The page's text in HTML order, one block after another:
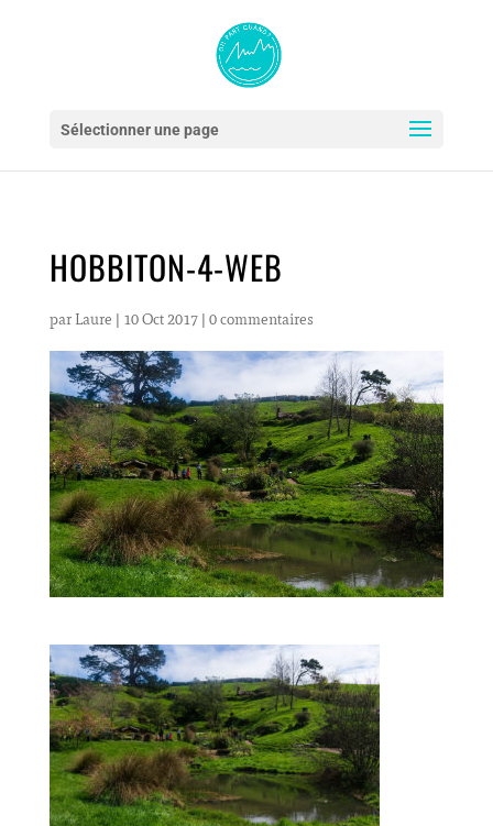
Sélectionner une page
HOBBITON-4-WEB
par Laure | 10 Oct 2017| 0 commentaires